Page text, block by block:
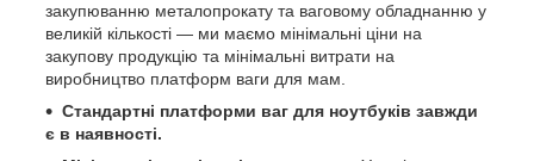
закупюванню металопрокату та ваговому обладнанню у
великій кількості — ми маємо мінімальні ціни на
закупову продукцію та мінімальні витрати на
виробництво платформ ваги для мам.
Стандартні платформи ваг для ноутбуків завжди
є в наявності.